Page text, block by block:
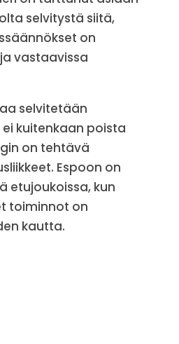
selvitystä siitä,
on
vastaavissa
selvitetään
kuitenkaan poista
on tehtävä
Espoon on
etujoukoissa, kun
toiminnot on
kautta.